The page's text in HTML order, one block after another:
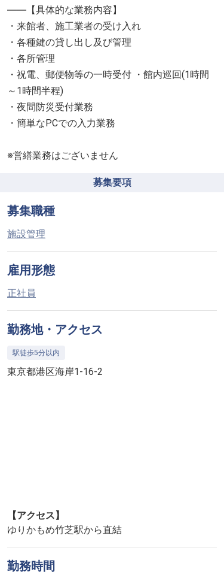
――【具体的な業務内容】
・来館者、施工業者の受け入れ
・各種鍵の貸し出し及び管理
・各所管理
・祝電、郵便物等の一時受付 ・館内巡回(1時間
～1時間半程)
・夜間防災受付業務
・簡単なPCでの入力業務
※営繕業務はございません
募集要項
募集職種
施設管理
雇用形態
正社員
勤務地・アクセス
駅徒歩5分以内
東京都港区海岸1-16-2
【アクセス】
ゆりかもめ竹芝駅から直結
勤務時間